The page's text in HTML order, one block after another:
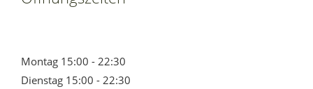
Montag 15:00 - 22:30
Dienstag 15:00 - 22:30